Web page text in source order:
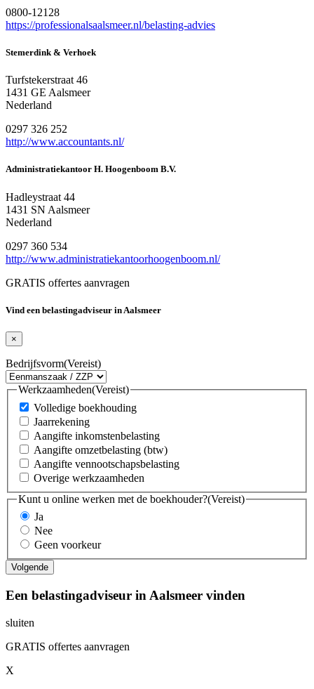
0800-12128
https://professionalsaalsmeer.nl/belasting-advies
Stemerdink & Verhoek
Turfstekerstraat 46
1431 GE Aalsmeer
Nederland
0297 326 252
http://www.accountants.nl/
Administratiekantoor H. Hoogenboom B.V.
Hadleystraat 44
1431 SN Aalsmeer
Nederland
0297 360 534
http://www.administratiekantoorhoogenboom.nl/
GRATIS offertes aanvragen
Vind een belastingadviseur in Aalsmeer
×
Bedrijfsvorm(Vereist)
Werkzaamheden(Vereist)
Volledige boekhouding
Jaarrekening
Aangifte inkomstenbelasting
Aangifte omzetbelasting (btw)
Aangifte vennootschapsbelasting
Overige werkzaamheden
Kunt u online werken met de boekhouder?(Vereist)
Ja
Nee
Geen voorkeur
Een belastingadviseur in Aalsmeer vinden
sluiten
GRATIS offertes aanvragen
X